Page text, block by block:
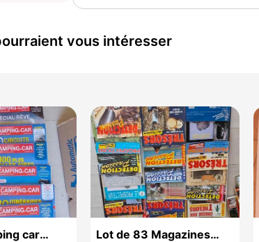
vous intéresser
car
Lot de 83 Magazines